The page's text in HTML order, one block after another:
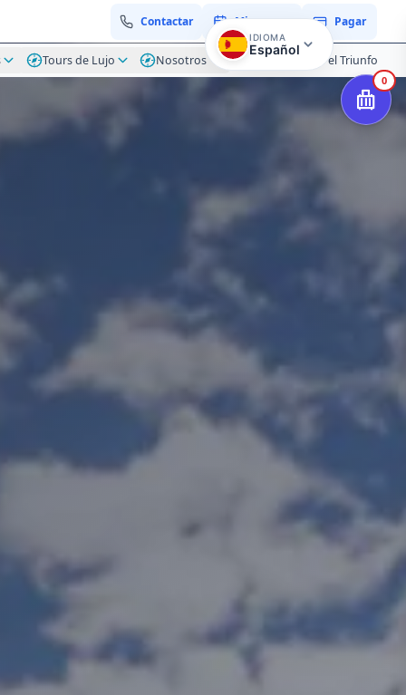
Contactar Mi reserva Pagar
Tours de Lujo Nosotros Blog Hacienda el Triunfo
IDIOMA
Español
0